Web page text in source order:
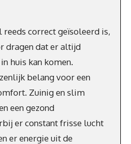
reeds correct geïsoleerd is,
dragen dat er altijd
huis kan komen.
belang voor een
Zuinig en slim
een gezond
er constant frisse lucht
er energie uit de